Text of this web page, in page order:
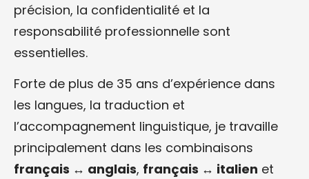
précision, la confidentialité et la
responsabilité professionnelle sont
essentielles.
Forte de plus de 35 ans d’expérience dans
les langues, la traduction et
l’accompagnement linguistique, je travaille
principalement dans les combinaisons
français ↔ anglais, français ↔ italien et